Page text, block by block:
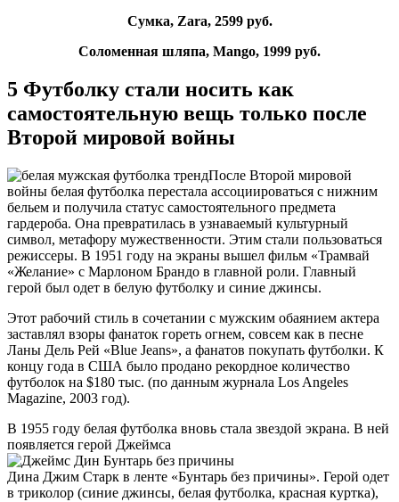
Сумка, Zara, 2599 руб.
Соломенная шляпа, Mango, 1999 руб.
5 Футболку стали носить как
самостоятельную вещь только после
Второй мировой войны
После Второй мировой
войны белая футболка перестала ассоциироваться с нижним
бельем и получила статус самостоятельного предмета
гардероба. Она превратилась в узнаваемый культурный
символ, метафору мужественности. Этим стали пользоваться
режиссеры. В 1951 году на экраны вышел фильм «Трамвай
«Желание» с Марлоном Брандо в главной роли. Главный
герой был одет в белую футболку и синие джинсы.
Этот рабочий стиль в сочетании с мужским обаянием актера
заставлял взоры фанаток гореть огнем, совсем как в песне
Ланы Дель Рей «Blue Jeans», а фанатов покупать футболки. К
концу года в США было продано рекордное количество
футболок на $180 тыс. (по данным журнала Los Angeles
Magazine, 2003 год).
В 1955 году белая футболка вновь стала звездой экрана. В ней
появляется герой Джеймса
Дина Джим Старк в ленте «Бунтарь без причины». Герой одет
в триколор (синие джинсы, белая футболка, красная куртка),